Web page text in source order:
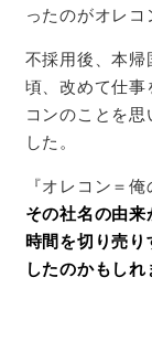
ったのがオレコ
不採用後、本
頃、改めて仕
コンのことを
した。
『オレコン＝
その社名の由
時間を切り売
したのかもしれ